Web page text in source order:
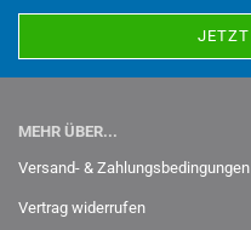
MEHR ÜBER...
Versand- & Zahlungsbedingungen
Vertrag widerrufen